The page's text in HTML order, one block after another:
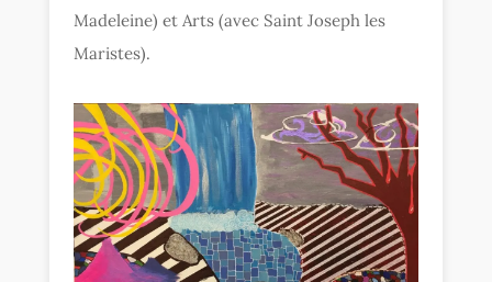
Madeleine) et Arts (avec Saint Joseph les
Maristes).